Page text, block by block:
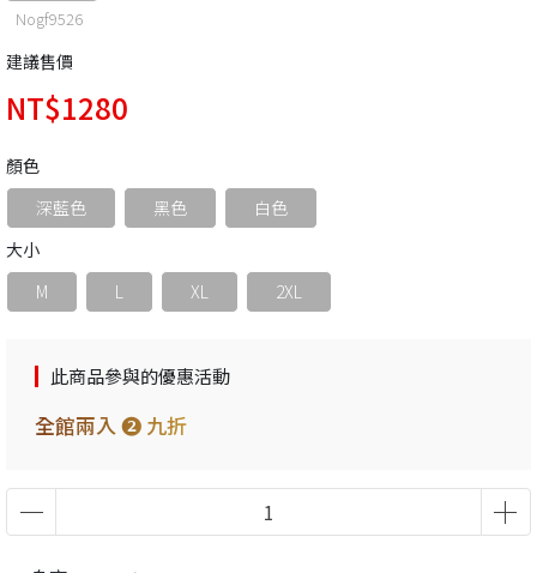
Nogf9526
建議售價
NT$1280
顏色
深藍色
黑色
白色
大小
M
L XL 2XL
此商品參與的優惠活動
全館兩入 ❷ 九折